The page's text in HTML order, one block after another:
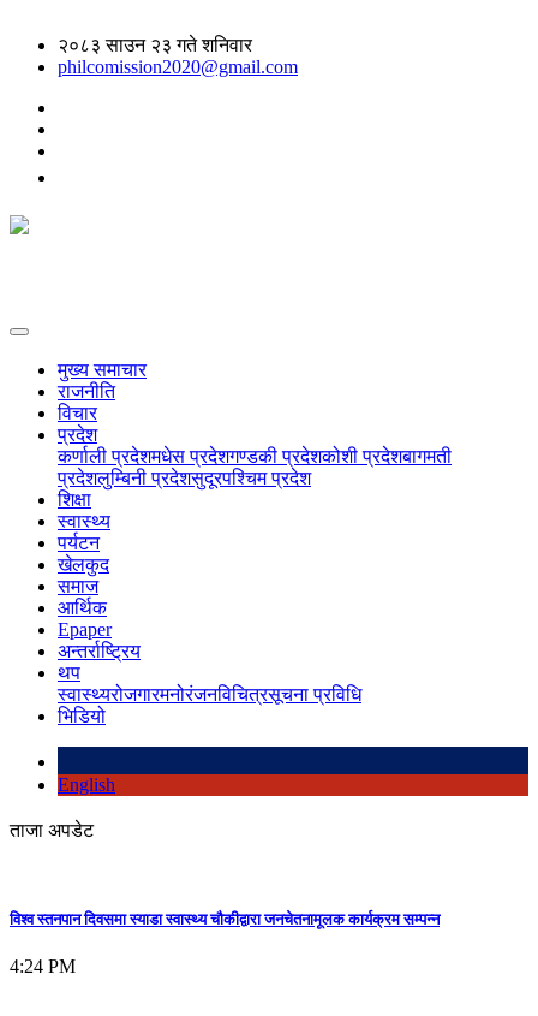
२०८३ साउन २३ गते शनिवार
philcomission2020@gmail.com
मुख्य समाचार
राजनीति
विचार
प्रदेश
कर्णाली प्रदेशमधेस प्रदेशगण्डकी प्रदेशकोशी प्रदेशबागमती
प्रदेशलुम्बिनी प्रदेशसुदूरपश्चिम प्रदेश
शिक्षा
स्वास्थ्य
पर्यटन
खेलकुद
समाज
आर्थिक
Epaper
अन्तर्राष्ट्रिय
थप
स्वास्थ्यरोजगारमनोरंजनविचित्रसूचना प्रविधि
भिडियो
English
ताजा अपडेट
विश्व स्तनपान दिवसमा स्याडा स्वास्थ्य चौकीद्वारा जनचेतनामूलक कार्यक्रम सम्पन्न
4:24 PM